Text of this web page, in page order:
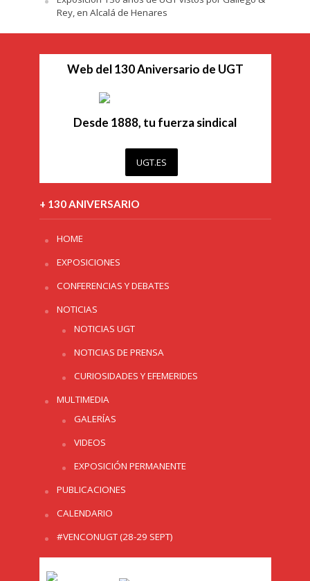
Rey, en Alcalá de Henares
Web del 130 Aniversario de UGT
Desde 1888, tu fuerza sindical
UGT.ES
+ 130 ANIVERSARIO
HOME
EXPOSICIONES
CONFERENCIAS Y DEBATES
NOTICIAS
NOTICIAS UGT
NOTICIAS DE PRENSA
CURIOSIDADES Y EFEMERIDES
MULTIMEDIA
GALERÍAS
VIDEOS
EXPOSICIÓN PERMANENTE
PUBLICACIONES
CALENDARIO
#VENCONUGT (28-29 SEPT)